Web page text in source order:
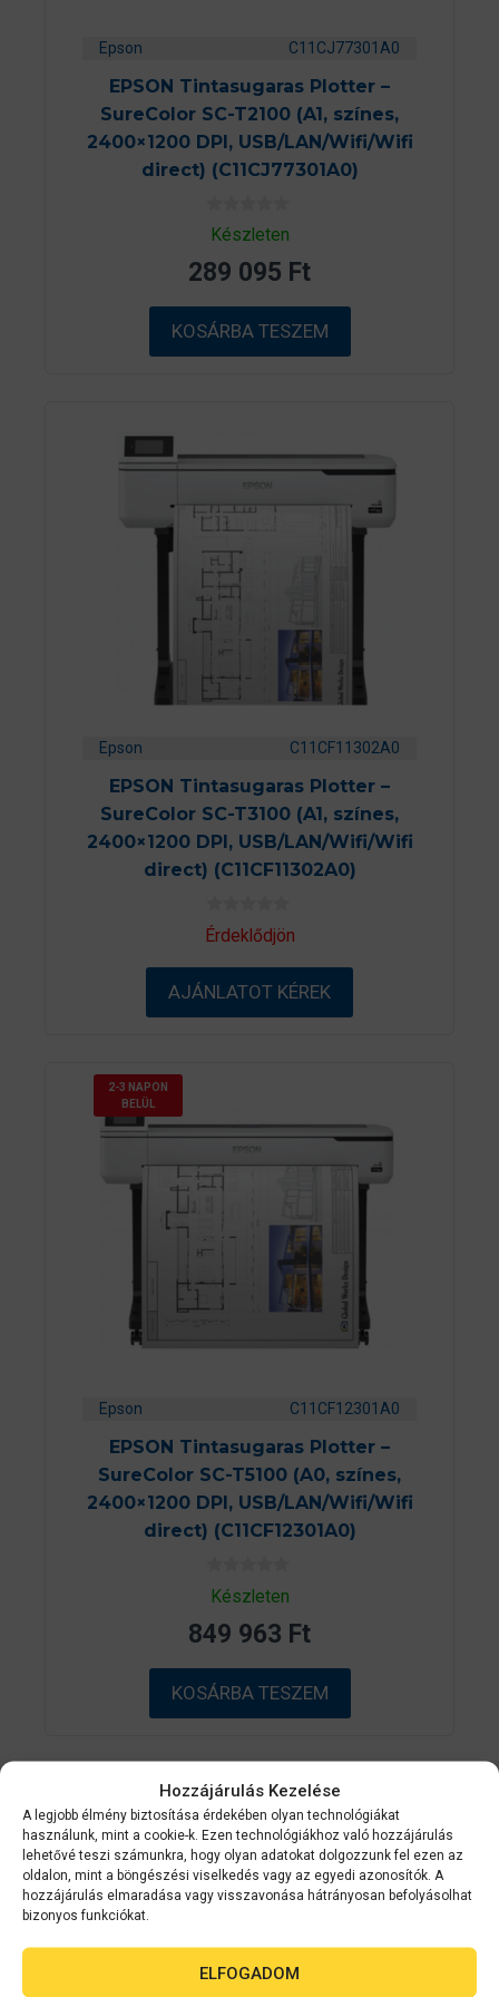
Hozzájárulás Kezelése
A legjobb élmény biztosítása érdekében olyan technológiákat
használunk, mint a cookie-k. Ezen technológiákhoz való hozzájárulás
lehetővé teszi számunkra, hogy olyan adatokat dolgozzunk fel ezen az
oldalon, mint a böngészési viselkedés vagy az egyedi azonosítók. A
hozzájárulás elmaradása vagy visszavonása hátrányosan befolyásolhat
bizonyos funkciókat.
ELFOGADOM
Epson C11CJ77301A0
EPSON Tintasugaras Plotter –
SureColor SC-T2100 (A1, színes,
2400×1200 DPI, USB/LAN/Wifi/Wifi
direct) (C11CJ77301A0)
0
a
5
b
ő
l
Készleten
289 095 Ft
KOSÁRBA TESZEM
Epson C11CF11302A0
EPSON Tintasugaras Plotter –
SureColor SC-T3100 (A1, színes,
2400×1200 DPI, USB/LAN/Wifi/Wifi
direct) (C11CF11302A0)
0
a
-
ő
Érdeklődjön
AJÁNLATOT KÉREK
2-3 NAPON
BELÜL
Epson C11CF12301A0
EPSON Tintasugaras Plotter –
SureColor SC-T5100 (A0, színes,
2400×1200 DPI, USB/LAN/Wifi/Wifi
direct) (C11CF12301A0)
0
a
5
b
ő
l
Készleten
849 963 Ft
KOSÁRBA TESZEM